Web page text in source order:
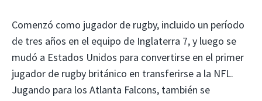
Comenzó como jugador de rugby, incluido un período
de tres años en el equipo de Inglaterra 7, y luego se
mudó a Estados Unidos para convertirse en el primer
jugador de rugby británico en transferirse a la NFL.
Jugando para los Atlanta Falcons, también se